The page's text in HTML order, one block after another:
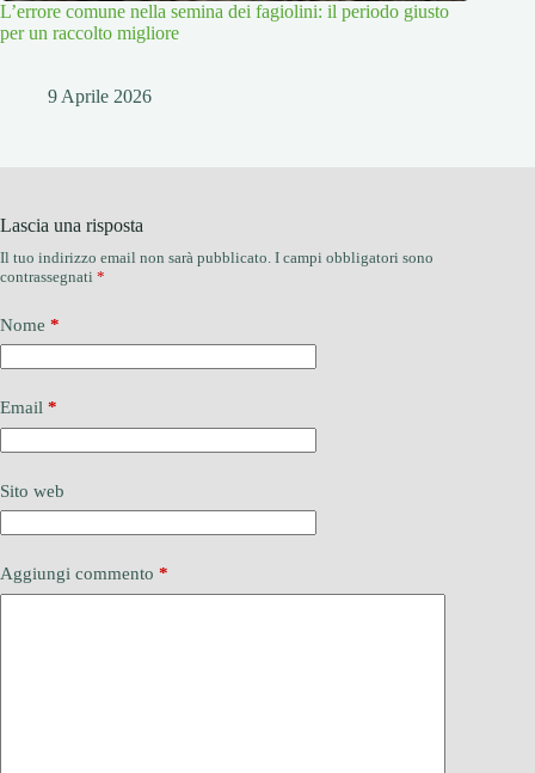
L’errore comune nella semina dei fagiolini: il periodo giusto
per un raccolto migliore
9 Aprile 2026
Lascia una risposta
Il tuo indirizzo email non sarà pubblicato. I campi obbligatori sono
contrassegnati *
Nome *
Email *
Sito web
Aggiungi commento *